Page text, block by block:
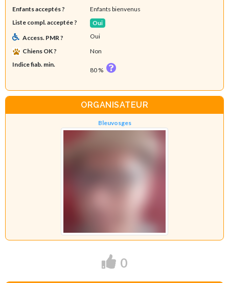
Enfants acceptés ?
Enfants bienvenus
Liste compl. acceptée ?
Oui
Access. PMR ?
Oui
Chiens OK ?
Non
Indice fiab. min.
80 %
ORGANISATEUR
Bleuvosges
0